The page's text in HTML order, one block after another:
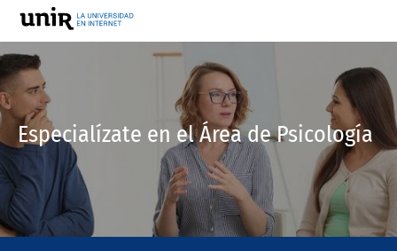
Especialízate en el Área de Psicología